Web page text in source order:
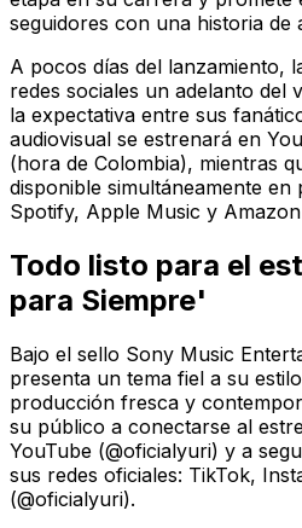
seguidores con una historia de
A pocos días del lanzamiento,
redes sociales un adelanto del
la expectativa entre sus
audiovisual se estrenará en
(hora de Colombia), mientras
disponible simultáneamente en
Spotify, Apple Music y
Todo listo para el
para Siempre'
Bajo el sello Sony Music
presenta un tema fiel a su
producción fresca y
su público a conectarse al
YouTube (@oficialyuri) y a
sus redes oficiales: TikTok,
(@oficialyuri).